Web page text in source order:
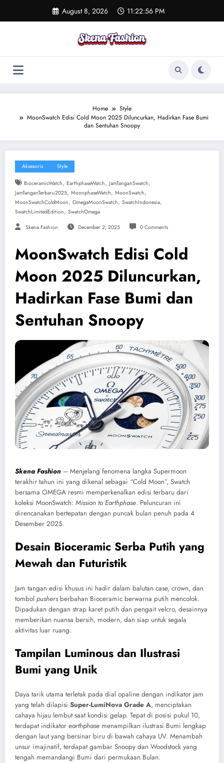
content
August 8, 2026 11:22:57 PM
Home
Style
MoonSwatch Edisi Cold Moon 2025 Diluncurkan, Hadirkan Fase Bumi
dan Sentuhan Snoopy
Aksesoris Style
BioceramicWatch, EarthphaseWatch, JamTanganSwatch,
JamTanganTerbaru2025, MoonphaseWatch, MoonSwatch,
MoonSwatchColdMoon, OmegaMoonSwatch, SwatchIndonesia,
SwatchLimitedEdition, SwatchOmega
Skena Fashion December 2, 2025 0 Comments
MoonSwatch Edisi Cold
Moon 2025 Diluncurkan,
Hadirkan Fase Bumi dan
Sentuhan Snoopy
Skena Fashion – Menjelang fenomena langka Supermoon
terakhir tahun ini yang dikenal sebagai “Cold Moon”, Swatch
bersama OMEGA resmi memperkenalkan edisi terbaru dari
koleksi MoonSwatch: Mission to Earthphase. Peluncuran ini
direncanakan bertepatan dengan puncak bulan penuh pada 4
Desember 2025.
Desain Bioceramic Serba Putih yang
Mewah dan Futuristik
Jam tangan edisi khusus ini hadir dalam balutan case, crown, dan
tombol pushers berbahan Bioceramic berwarna putih mencolok.
Dipadukan dengan strap karet putih dan pengait velcro, desainnya
memberikan nuansa bersih, modern, dan siap untuk segala
aktivitas luar ruang.
Tampilan Luminous dan Ilustrasi
Bumi yang Unik
Daya tarik utama terletak pada dial opaline dengan indikator jam
yang telah dilapisi Super-LumiNova Grade A, menciptakan
cahaya hijau lembut saat kondisi gelap. Tepat di posisi pukul 10,
terdapat indikator earthphase menampilkan ilustrasi Bumi lengkap
dengan laut yang bersinar biru di bawah cahaya UV. Menambah
unsur imajinatif, terdapat gambar Snoopy dan Woodstock yang
tengah memandangi Bumi dari permukaan Bulan.